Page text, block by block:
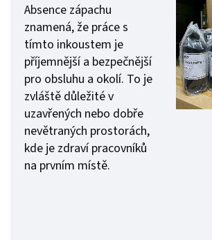
Absence zápachu
znamená, že práce s
tímto inkoustem je
příjemnější a bezpečnější
pro obsluhu a okolí. To je
zvláště důležité v
uzavřených nebo dobře
nevětraných prostorách,
kde je zdraví pracovníků
na prvním místě.